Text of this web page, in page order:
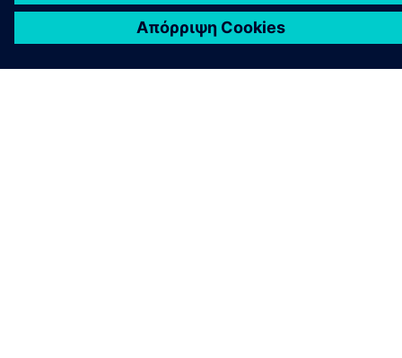
ΣΧΕΤΙΚΆ ΜΕ ΤΗ SIEMENS